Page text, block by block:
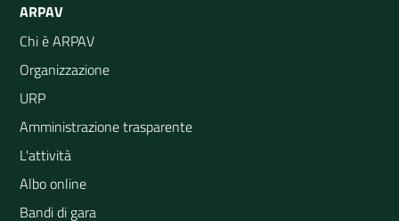
ARPAV
Chi è ARPAV
Organizzazione
URP
Amministrazione trasparente
L'attività
Albo online
Bandi di gara